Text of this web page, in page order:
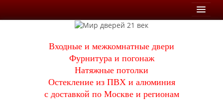
Входные двери
Двери с терморазрывом для улицы
Входные и межкомнатные двери
Фурнитура и погонаж
Натяжные потолки
Остекление из ПВХ и алюминия
с доставкой по Москве и регионам